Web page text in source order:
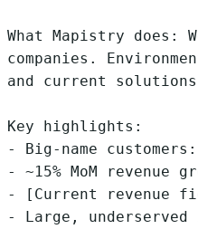
What Mapistry does:
companies.
and current
Key highlights:
- Big-name
- ~15% MoM revenue
- [Current revenue
- Large,